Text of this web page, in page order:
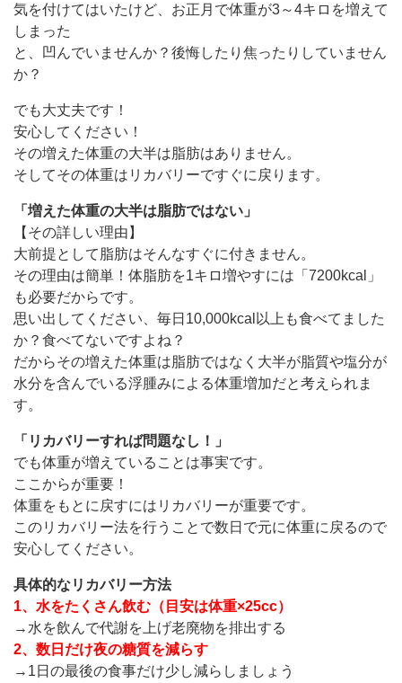
気を付けてはいたけど、お正月で体重が3～4キロを増えて
しまった
と、凹んでいませんか？後悔したり焦ったりしていません
か？
でも大丈夫です！
安心してください！
その増えた体重の大半は脂肪はありません。
そしてその体重はリカバリーですぐに戻ります。
「増えた体重の大半は脂肪ではない」
【その詳しい理由】
大前提として脂肪はそんなすぐに付きません。
その理由は簡単！体脂肪を1キロ増やすには「7200kcal」
も必要だからです。
思い出してください、毎日10,000kcal以上も食べてました
か？食べてないですよね？
だからその増えた体重は脂肪ではなく大半が脂質や塩分が
水分を含んでいる浮腫みによる体重増加だと考えられま
す。
「リカバリーすれば問題なし！」
でも体重が増えていることは事実です。
ここからが重要！
体重をもとに戻すにはリカバリーが重要です。
このリカバリー法を行うことで数日で元に体重に戻るので
安心してください。
具体的なリカバリー方法
1、水をたくさん飲む（目安は体重×25cc）
→水を飲んで代謝を上げ老廃物を排出する
2、数日だけ夜の糖質を減らす
→1日の最後の食事だけ少し減らしましょう